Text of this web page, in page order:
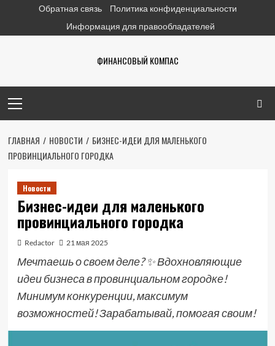
содержимому
Обратная связь
Политика конфиденциальности
Информация для правообладателей
ФИНАНСОВЫЙ КОМПАС
меню
ГЛАВНАЯ НОВОСТИ
БИЗНЕС-ИДЕИ ДЛЯ МАЛЕНЬКОГО
ПРОВИНЦИАЛЬНОГО ГОРОДКА
Новости
Бизнес-идеи для маленького
провинциального городка
Redactor 21 мая 2025
Мечтаешь о своем деле? ✨ Вдохновляющие
идеи бизнеса в провинциальном городке!
Минимум конкуренции, максимум
возможностей! Зарабатывай, помогая своим!